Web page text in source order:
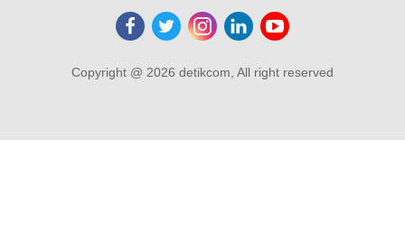
Copyright @ 2026 detikcom, All right reserved